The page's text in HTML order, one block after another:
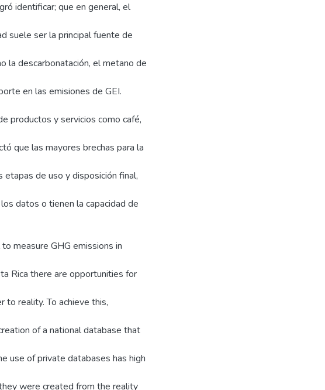
identificar; que en general, el
suele ser la principal fuente de
la descarbonatación, el metano de
en las emisiones de GEI.
productos y servicios como café,
que las mayores brechas para la
de uso y disposición final,
datos o tienen la capacidad de
measure GHG emissions in
Rica there are opportunities for
reality. To achieve this,
of a national database that
use of private databases has high
were created from the reality